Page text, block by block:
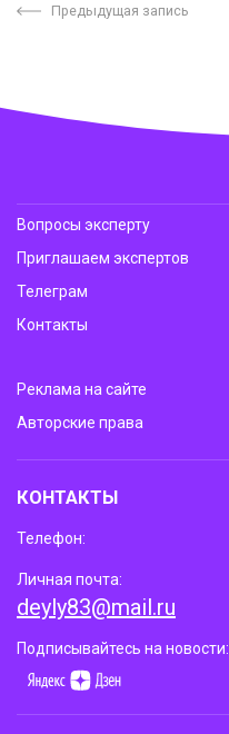
Предыдущая запись
Вопросы эксперту
Приглашаем экспертов
Телеграм
Контакты
Реклама на сайте
Авторские права
КОНТАКТЫ
Телефон:
Личная почта:
deyly83@mail.ru
Подписывайтесь на новости: